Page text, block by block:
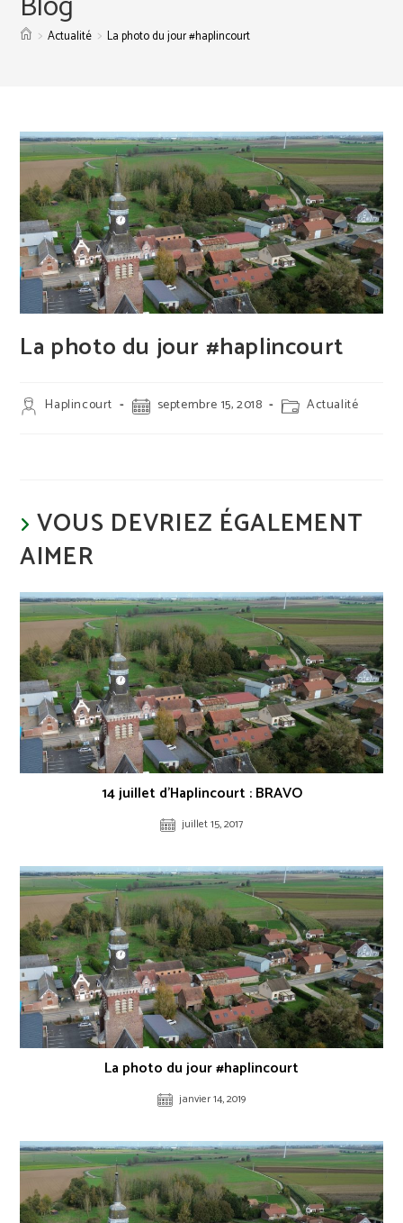
> Actualité > La photo du jour #haplincourt
La photo du jour #haplincourt
Auteur/autrice
de
Haplincourt
Publication
publiée :
septembre 15, 2018
Post Actualité
VOUS DEVRIEZ ÉGALEMENT
AIMER
14 juillet d’Haplincourt : BRAVO
juillet 15, 2017
La photo du jour #haplincourt
janvier 14, 2019